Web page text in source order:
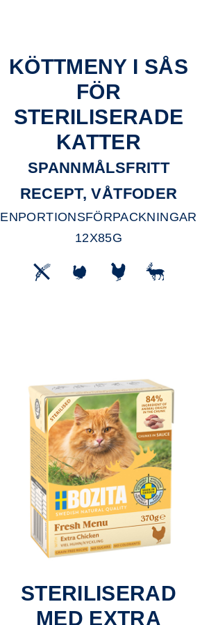
KÖTTMENY I SÅS
FÖR
STERILISERADE
KATTER
SPANNMÅLSFRITT
RECEPT, VÅTFODER
ENPORTIONSFÖRPACKNINGAR
12X85G
STERILISERAD
MED EXTRA